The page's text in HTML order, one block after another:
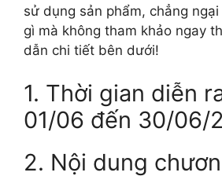
sử dụng sản phẩm, chẳng
gì mà không tham khảo ngay
dẫn chi tiết bên dưới!
1. Thời gian diễn
01/06 đến 30/06/
2. Nội dung